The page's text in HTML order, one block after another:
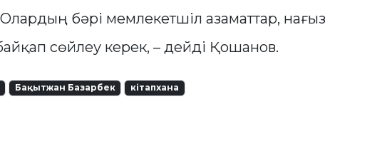
бәрі мемлекетшіл азаматтар, нағыз
сөйлеу керек, – дейді Қошанов.
Бақытжан Базарбек кітапхана